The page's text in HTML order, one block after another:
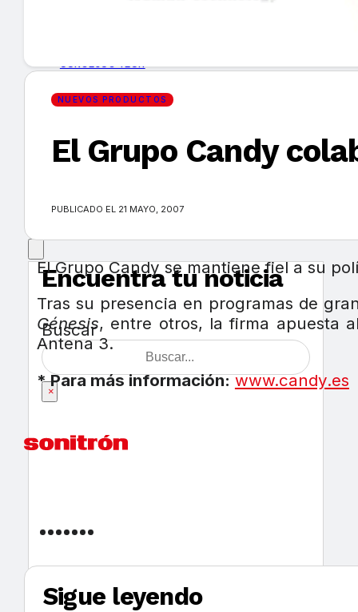
MERCADOS Y TENDENCIAS
EVENTOS
Encuentra tu noticia
Buscar
×
NUEVOS PRODUCTOS
El Grupo Candy
PUBLICADO EL 21 MAYO, 2007
El Grupo Candy se mantiene fiel a su
Tras su presencia en programas de
Génesis, entre otros, la firma apuesta
Antena 3.
* Para más información: www.candy.es
Sigue leyendo